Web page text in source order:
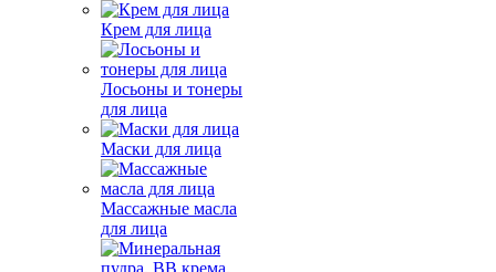
Крем для лица
Лосьоны и тонеры
для лица
Маски для лица
Массажные масла
для лица